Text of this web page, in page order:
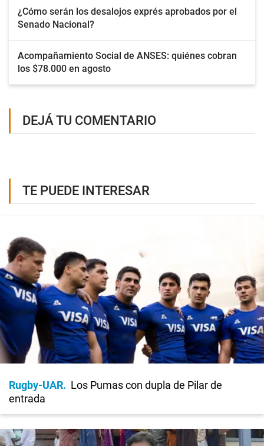
¿Cómo serán los desalojos exprés aprobados por el
Senado Nacional?
Acompañamiento Social de ANSES: quiénes cobran
los $78.000 en agosto
DEJÁ TU COMENTARIO
TE PUEDE INTERESAR
Rugby-UAR
Los Pumas con dupla de Pilar de
entrada